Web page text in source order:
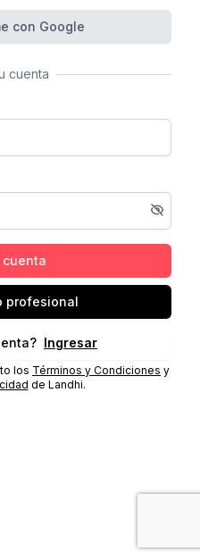
con Google
cuenta
cuenta
profesional
Ingresar
los Términos y Condiciones y
de Landhi.